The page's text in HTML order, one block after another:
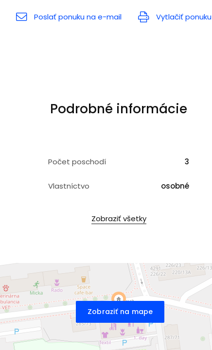
Poslať ponuku na e-mail Vytlačiť ponuku
Podrobné informácie
Počet poschodí 3
Vlastníctvo osobné
Zobraziť všetky
Zobraziť na mape